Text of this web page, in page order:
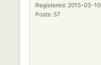
Registered: 2015-03-10
Posts: 57